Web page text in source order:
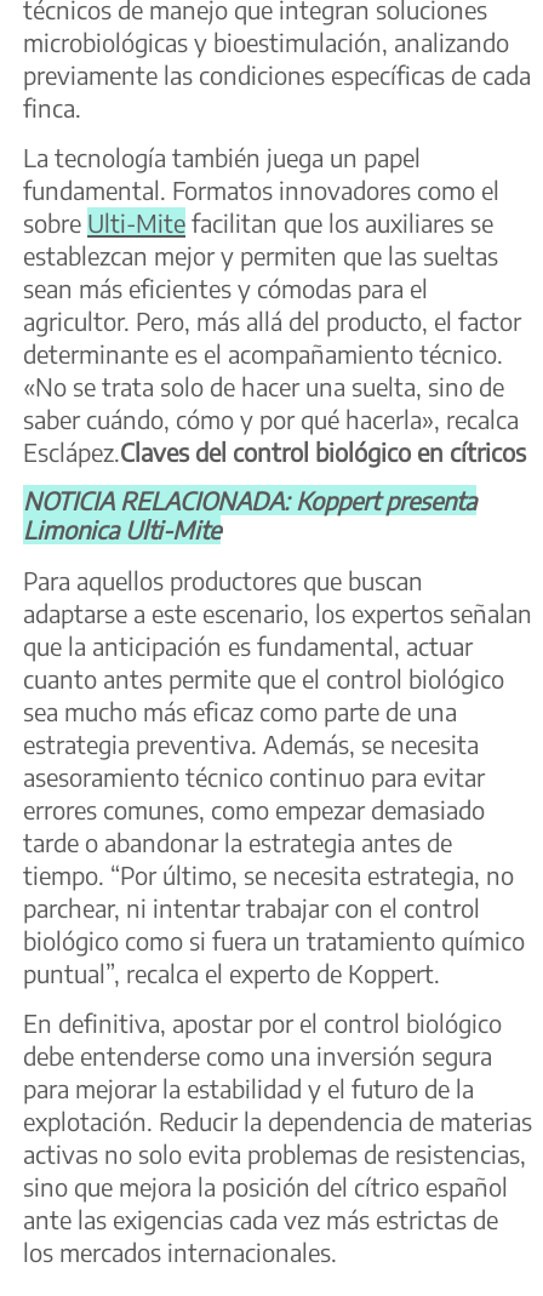
técnicos de manejo que integran soluciones
microbiológicas y bioestimulación, analizando
previamente las condiciones específicas de cada
finca.
La tecnología también juega un papel
fundamental. Formatos innovadores como el
sobre Ulti-Mite facilitan que los auxiliares se
establezcan mejor y permiten que las sueltas
sean más eficientes y cómodas para el
agricultor. Pero, más allá del producto, el factor
determinante es el acompañamiento técnico.
«No se trata solo de hacer una suelta, sino de
saber cuándo, cómo y por qué hacerla», recalca
Esclápez.Claves del control biológico en cítricos
NOTICIA RELACIONADA: Koppert presenta
Limonica Ulti-Mite
Para aquellos productores que buscan
adaptarse a este escenario, los expertos señalan
que la anticipación es fundamental, actuar
cuanto antes permite que el control biológico
sea mucho más eficaz como parte de una
estrategia preventiva. Además, se necesita
asesoramiento técnico continuo para evitar
errores comunes, como empezar demasiado
tarde o abandonar la estrategia antes de
tiempo. “Por último, se necesita estrategia, no
parchear, ni intentar trabajar con el control
biológico como si fuera un tratamiento químico
puntual”, recalca el experto de Koppert.
En definitiva, apostar por el control biológico
debe entenderse como una inversión segura
para mejorar la estabilidad y el futuro de la
explotación. Reducir la dependencia de materias
activas no solo evita problemas de resistencias,
sino que mejora la posición del cítrico español
ante las exigencias cada vez más estrictas de
los mercados internacionales.